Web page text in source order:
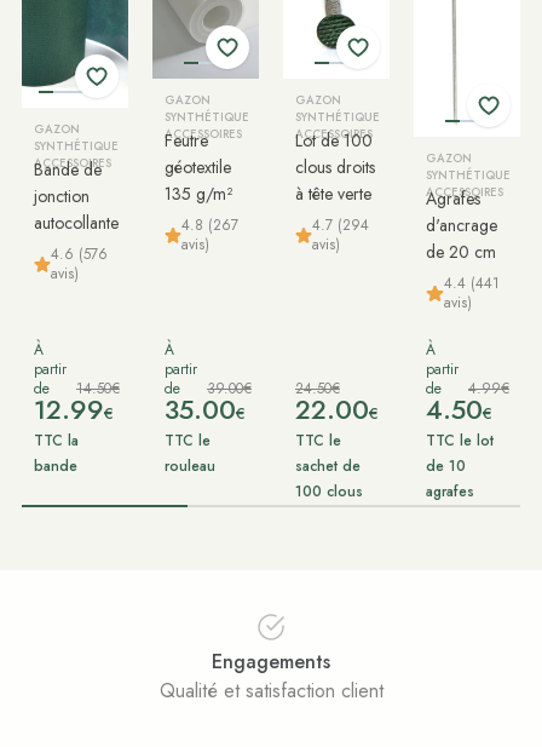
GAZON
SYNTHÉTIQUE
ACCESSOIRES
Bande de
jonction
autocollante
4.6 (576
avis)
À
partir
de
14.50€
12.99€
TTC la
bande
GAZON
SYNTHÉTIQUE
ACCESSOIRES
Feutre
géotextile
135 g/m²
4.8 (267
avis)
À
partir
de
39.00€
35.00€
TTC le
rouleau
GAZON
SYNTHÉTIQUE
ACCESSOIRES
Lot de 100
clous droits
à tête verte
4.7 (294
avis)
24.50€
22.00€
TTC le
sachet de
100 clous
GAZON
SYNTHÉTIQUE
ACCESSOIRES
Agrafes
d'ancrage
de 20 cm
4.4 (441
avis)
À
partir
de
4.99€
4.50€
TTC le lot
de 10
agrafes
Engagements
Qualité et satisfaction client